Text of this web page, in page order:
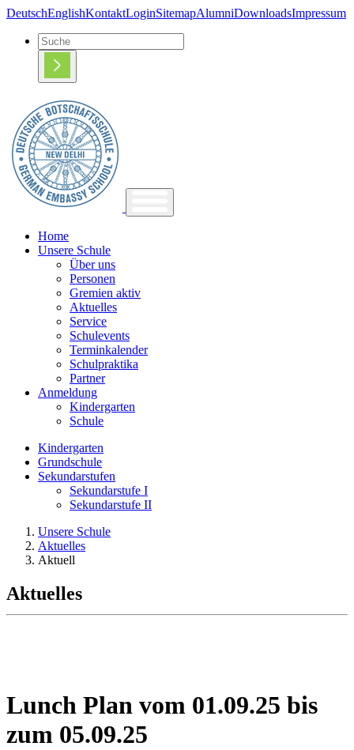
DeutschEnglishKontaktLoginSitemapAlumniDownloadsImpressum
Home
Unsere Schule
Über uns
Personen
Gremien aktiv
Aktuelles
Service
Schulevents
Terminkalender
Schulpraktika
Partner
Anmeldung
Kindergarten
Schule
Kindergarten
Grundschule
Sekundarstufen
Sekundarstufe I
Sekundarstufe II
Unsere Schule
Aktuelles
Aktuell
Aktuelles
Lunch Plan vom 01.09.25 bis
zum 05.09.25